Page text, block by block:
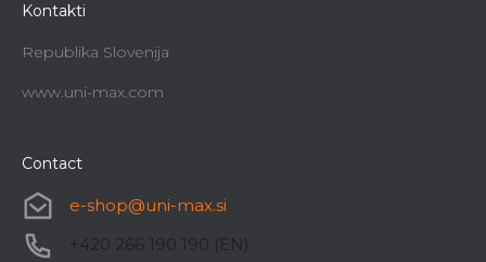
Kontakti
Republika Slovenija
www.uni-max.com
Contact
e-shop@uni-max.si
+420 266 190 190 (EN)